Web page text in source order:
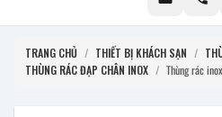
TRANG CHỦ / THIẾT BỊ KHÁCH SẠN /
THÙNG RÁC ĐẠP CHÂN INOX / Thùng rác